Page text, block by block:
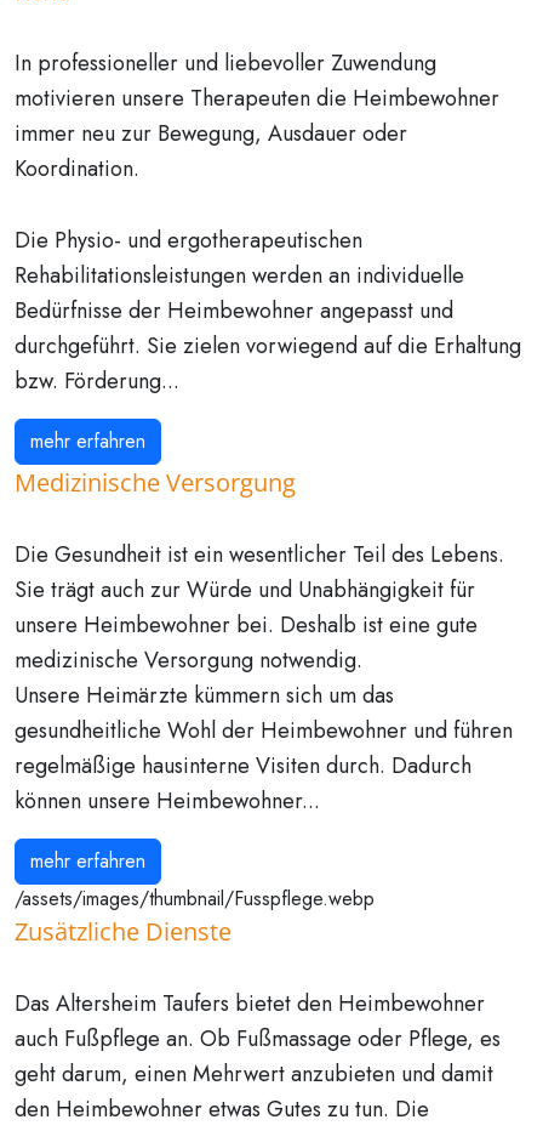
In professioneller und liebevoller Zuwendung
motivieren unsere Therapeuten die Heimbewohner
immer neu zur Bewegung, Ausdauer oder
Koordination.
Die Physio- und ergotherapeutischen
Rehabilitationsleistungen werden an individuelle
Bedürfnisse der Heimbewohner angepasst und
durchgeführt. Sie zielen vorwiegend auf die Erhaltung
bzw. Förderung...
mehr erfahren
Medizinische Versorgung
Die Gesundheit ist ein wesentlicher Teil des Lebens.
Sie trägt auch zur Würde und Unabhängigkeit für
unsere Heimbewohner bei. Deshalb ist eine gute
medizinische Versorgung notwendig.
Unsere Heimärzte kümmern sich um das
gesundheitliche Wohl der Heimbewohner und führen
regelmäßige hausinterne Visiten durch. Dadurch
können unsere Heimbewohner...
mehr erfahren
/assets/images/thumbnail/Fusspflege.webp
Zusätzliche Dienste
Das Altersheim Taufers bietet den Heimbewohner
auch Fußpflege an. Ob Fußmassage oder Pflege, es
geht darum, einen Mehrwert anzubieten und damit
den Heimbewohner etwas Gutes zu tun. Die